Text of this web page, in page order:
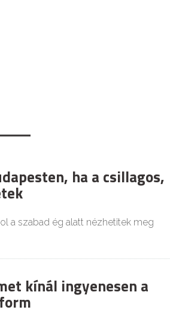
ha a csillagos,
a szabad ég alatt nézhetitek meg
kínál ingyenesen a